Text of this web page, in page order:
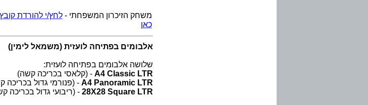
משחק הזיכרון המשפחתי -לחץ/י להורדת
כאן
אלבומים בפתיחה לועזית (משמאל לימין)
שלושה אלבומים בפתיחה לועזית:
A4 Classic LTR - (קלאסי בכריכה קשה)
A4 Panoramic LTR - (פנורמי גדול בכריכה
28X28 Square LTR - (ריבועי גדול בכריכה